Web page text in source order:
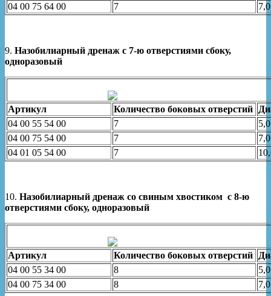
04 00 75 64 00
7 7,0
9. Назобилиарный дренаж с 7-ю отверстиями сбоку,
одноразовый
Артикул Количество боковых отверстий
04 00 55 54 00
7
5,0
04 00 75 54 00
7
7,0
04 01 05 54 00
7
10. Назобилиарный дренаж со свиным хвостиком с 8-ю
отверстиями сбоку, одноразовый
Артикул Количество боковых отверстий
04 00 55 34 00
8
5,0
04 00 75 34 00
8 7,0